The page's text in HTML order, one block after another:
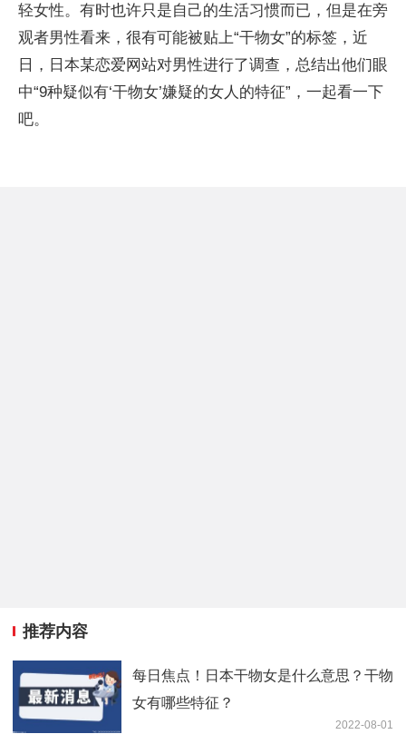
轻女性。有时也许只是自己的生活习惯而已，但是在旁
观者男性看来，很有可能被贴上“干物女”的标签，近
日，日本某恋爱网站对男性进行了调查，总结出他们眼
中“9种疑似有‘干物女’嫌疑的女人的特征”，一起看一下
吧。
推荐内容
每日焦点！日本干物女是什么意思？干物
女有哪些特征？
2022-08-01